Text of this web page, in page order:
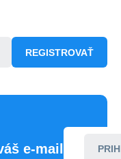
REGISTROVAŤ
e-mail